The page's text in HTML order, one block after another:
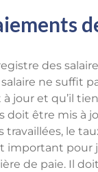
des
ne suffit
jour et qu’il
doit être mis à
le
important pour
de paie. Il